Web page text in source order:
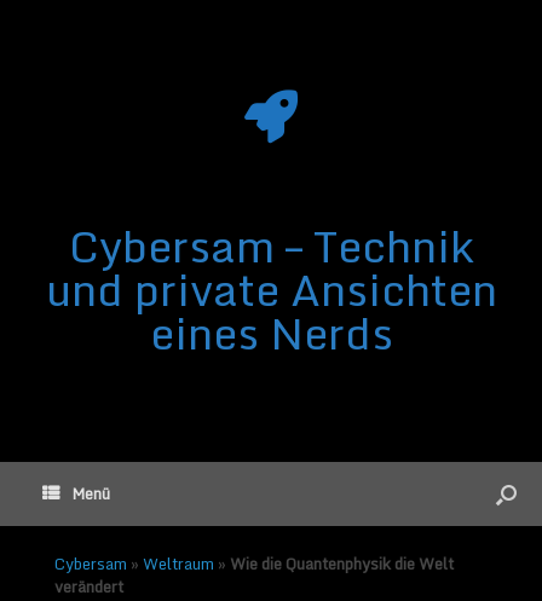
Cybersam – Technik
und private Ansichten
eines Nerds
Menü
Cybersam »Weltraum » Wie die Quantenphysik die Welt
verändert